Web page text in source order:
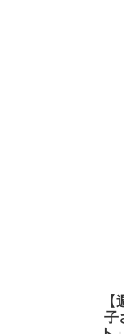
子